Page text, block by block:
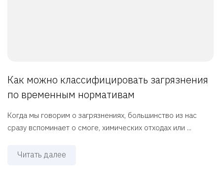
Как можно классифицировать загрязнения
по временным нормативам
Когда мы говорим о загрязнениях, большинство из нас
сразу вспоминает о смоге, химических отходах или ...
Читать далее